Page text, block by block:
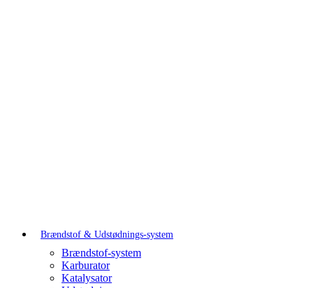
Brændstof & Udstødnings-system
Brændstof-system
Karburator
Katalysator